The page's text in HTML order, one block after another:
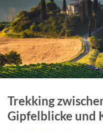
Trekking
Gipfelblicke und